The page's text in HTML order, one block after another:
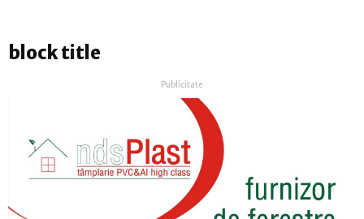
block title
Publicitate